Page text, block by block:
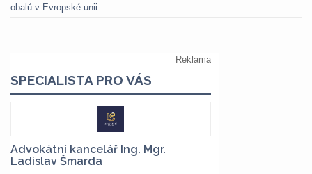
obalů v Evropské unii